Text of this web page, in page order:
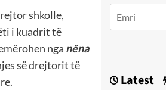
shkolle,
i kuadrit të
nga nëna
së drejtorit të
Latest